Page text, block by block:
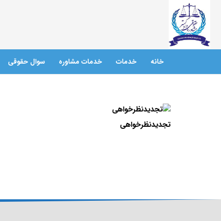
خانه خدمات خدمات مشاوره سوال حقوقی
تجدیدنظرخواهی